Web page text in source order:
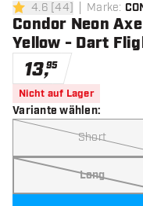
4.6 Bewertungssterne
4.6 [44] Marke:
Condor Neon
Yellow - Dart
13,95
Nicht auf Lager
Variante wählen:
Short
Long